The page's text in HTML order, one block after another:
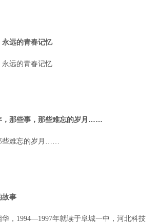
永远的青春记忆
永远的青春记忆
，那些事，那些难忘的岁月……
些难忘的岁月……
故事
，1994—1997年就读于阜城一中，河北科技